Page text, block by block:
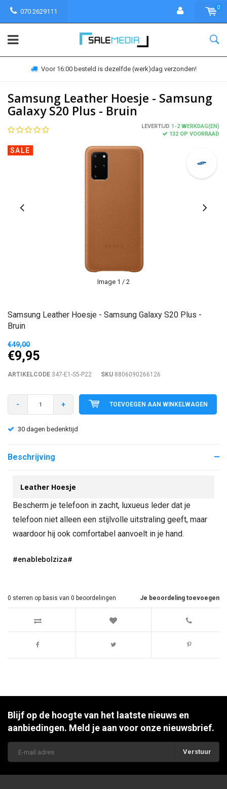
070 2629111
0
Voor 16:00 besteld is dezelfde (werk)dag verzonden!
Samsung Leather Hoesje - Samsung
Galaxy S20 Plus - Bruin
LEVERTIJD 1-2 WERKDAG(EN)
132 OP VOORRAAD
SALE
Image 1 / 2
Samsung Leather Hoesje - Samsung Galaxy S20 Plus -
Bruin
€49,00
€9,95
ARTIKELCODE 347-E1-S5-P22 SKU 8806090266126
- + TOEVOEGEN AAN WINKELWAGEN
30 dagen bedenktijd
Beschrijving
Leather Hoesje
Bescherm je telefoon in zacht, luxueus leder dat je
telefoon niet alleen een stijlvolle uitstraling geeft, maar
waardoor hij ook comfortabel aanvoelt in je hand.
#enablebolziza#
Je beoordeling toevoegen
0 sterren op basis van 0 beoordelingen
Blijf op de hoogte van het laatste nieuws en
aanbiedingen. Meld je aan voor onze nieuwsbrief.
Verstuur